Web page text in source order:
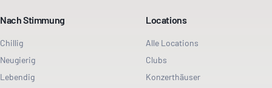
Nach Stimmung
Chillig
Neugierig
Lebendig
Locations
Alle Locations
Clubs
Konzerthäuser